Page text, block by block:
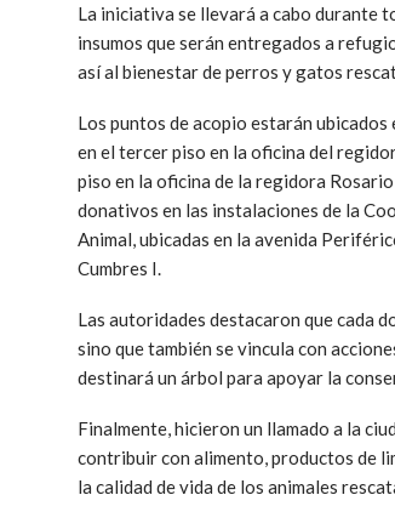
La iniciativa se llevará a cabo durante
insumos que serán entregados a
así al bienestar de perros y gatos
Los puntos de acopio estarán
en el tercer piso en la oficina del
piso en la oficina de la regidora
donativos en las instalaciones de la
Animal, ubicadas en la avenida
Cumbres I.
Las autoridades destacaron que cada
sino que también se vincula con
destinará un árbol para apoyar la
Finalmente, hicieron un llamado a la
contribuir con alimento, productos de
la calidad de vida de los animales